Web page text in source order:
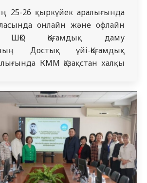
25-26 қыркүйек аралығында
онлайн және офлайн
ШҚО Қоғамдық даму
Достық үйі-Қоғамдық
КММ Қазақстан халқы
техникалық
«DIGITAL SOCIAL
Халықаралық ғылыми зерттеу
ұйымдастыруымен ХХІІ
ғылыми-тәжірибелік
болып өтті.
«Қазақстандағы және шектес